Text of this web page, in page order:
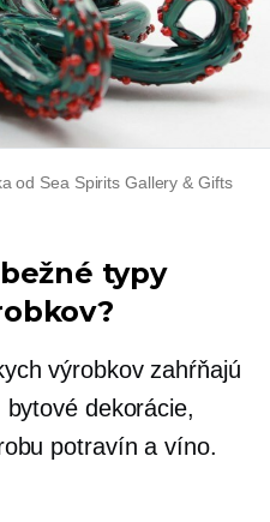
od Sea Spirits Gallery & Gifts
typy
výrobkov zahŕňajú
dekorácie,
potravín a víno.